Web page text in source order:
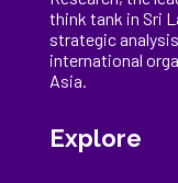
think tank in Sri
strategic
international
Asia.
Explore